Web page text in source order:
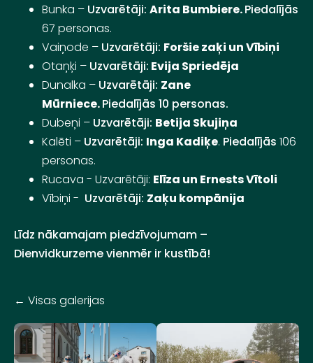
Bunka – Uzvarētāji: Arita Bumbiere.Piedalījās
67 personas.
Vaiņode – Uzvarētāji: Foršie zaķi un Vībiņi
Otaņķi – Uzvarētāji: Evija Spriedēja
Dunalka – Uzvarētāji: Zane
Mūrniece.Piedalījās 10 personas.
Dubeņi – Uzvarētāji: Betija Skujiņa
Kalēti – Uzvarētāji: Inga Kadiķe. Piedalījās 106
personas.
Rucava - Uzvarētāji: Elīza un Ernests Vītoli
Vībiņi - Uzvarētāji: Zaķu kompānija
Līdz nākamajam piedzīvojumam –
Dienvidkurzeme vienmēr ir kustībā!
Visas galerijas